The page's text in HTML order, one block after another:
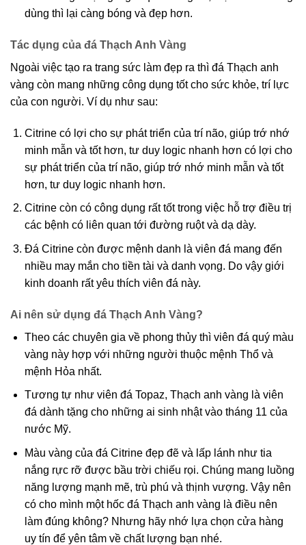
dùng thì lại càng bóng và đẹp hơn.
Tác dụng của đá Thạch Anh Vàng
Ngoài việc tạo ra trang sức làm đẹp ra thì đá Thạch anh
vàng còn mang những công dụng tốt cho sức khỏe, trí lực
của con người. Ví dụ như sau:
Citrine có lợi cho sự phát triển của trí não, giúp trớ nhớ
minh mẫn và tốt hơn, tư duy logic nhanh hơn có lợi cho
sự phát triển của trí não, giúp trớ nhớ minh mẫn và tốt
hơn, tư duy logic nhanh hơn.
Citrine còn có công dụng rất tốt trong việc hỗ trợ điều trị
các bệnh có liên quan tới đường ruột và dạ dày.
Đá Citrine còn được mệnh danh là viên đá mang đến
nhiều may mắn cho tiền tài và danh vọng. Do vậy giới
kinh doanh rất yêu thích viên đá này.
Ai nên sử dụng đá Thạch Anh Vàng?
Theo các chuyên gia về phong thủy thì viên đá quý màu
vàng này hợp với những người thuộc mệnh Thổ và
mệnh Hỏa nhất.
Tương tự như viên đá Topaz, Thạch anh vàng là viên
đá dành tặng cho những ai sinh nhật vào tháng 11 của
nước Mỹ.
Màu vàng của đá Citrine đẹp đẽ và lấp lánh như tia
nắng rực rỡ được bầu trời chiếu rọi. Chúng mang luồng
năng lượng mạnh mẽ, trù phú và thịnh vượng. Vậy nên
có cho mình một hốc đá Thạch anh vàng là điều nên
làm đúng không? Nhưng hãy nhớ lựa chọn cửa hàng
uy tín để yên tâm về chất lượng bạn nhé.